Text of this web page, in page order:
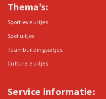
Thema’s:
Sportieve uitjes
Spel uitjes
Teambuildingsuitjes
Culturele uitjes
Service informatie: